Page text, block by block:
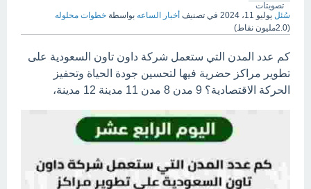
تصويتات
سُئل يوليو 11، 2024 في تصنيف أخبار الساعه بواسطة خطوات محلوله
(2.0مليون نقاط)
كم عدد المدن التي ستعمل شركة داون تاون السعودية على
تطوير مراكز حضرية فيها لتحسين جودة الحياة وتحفيز
الحركة الاقتصادية؟ 9 مدن 8 مدن 11 مدينة 12 مدينة،